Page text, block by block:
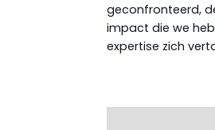
geconfronteerd,
impact die we
expertise zich